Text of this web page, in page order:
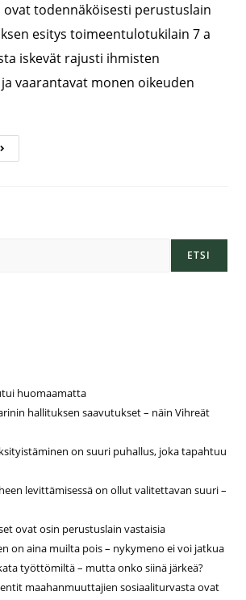
todennäköisesti perustuslain
esitys toimeentulotukilain 7 a
iskevät rajusti ihmisten
vaarantavat monen oikeuden
ETSI
huomaamatta
hallituksen saavutukset – näin Vihreät
on suuri puhallus, joka tapahtuu
levittämisessä on ollut valitettavan suuri –
ovat osin perustuslain vastaisia
on aina muilta pois – nykymeno ei voi jatkua
työttömiltä – mutta onko siinä järkeä?
maahanmuuttajien sosiaaliturvasta ovat